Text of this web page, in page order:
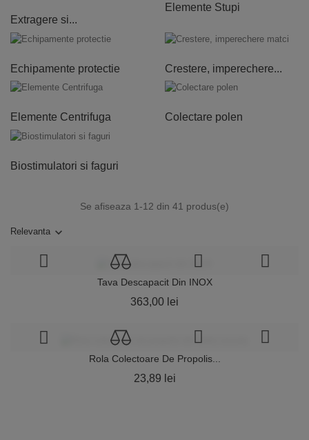
Extragere si...
Elemente Stupi
Echipamente protectie Crestere, imperechere...
Elemente Centrifuga Colectare polen
Biostimulatori si faguri
Relevanta
Se afiseaza 1-12 din 41 produs(e)
Tava Descapacit Din INOX
363,00 lei
Rola Colectoare De Propolis...
23,89 leiPret